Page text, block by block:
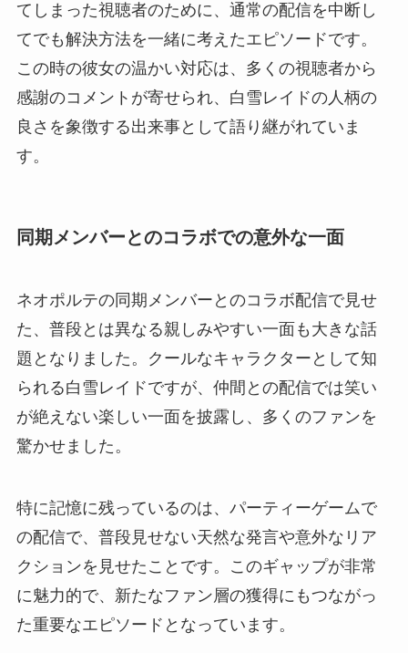
てしまった視聴者のために、通常の配信を中断し
てでも解決方法を一緒に考えたエピソードです。
この時の彼女の温かい対応は、多くの視聴者から
感謝のコメントが寄せられ、白雪レイドの人柄の
良さを象徴する出来事として語り継がれていま
す。
同期メンバーとのコラボでの意外な一面
ネオポルテの同期メンバーとのコラボ配信で見せ
た、普段とは異なる親しみやすい一面も大きな話
題となりました。クールなキャラクターとして知
られる白雪レイドですが、仲間との配信では笑い
が絶えない楽しい一面を披露し、多くのファンを
驚かせました。
特に記憶に残っているのは、パーティーゲームで
の配信で、普段見せない天然な発言や意外なリア
クションを見せたことです。このギャップが非常
に魅力的で、新たなファン層の獲得にもつながっ
た重要なエピソードとなっています。